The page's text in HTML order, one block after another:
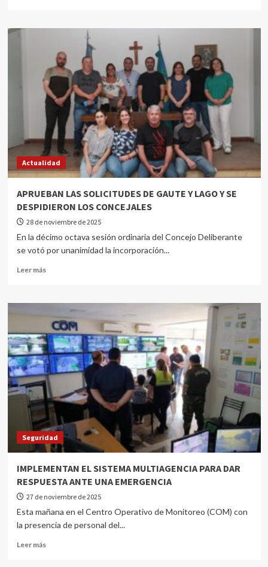
Actualidad
APRUEBAN LAS SOLICITUDES DE GAUTE Y LAGO Y SE
DESPIDIERON LOS CONCEJALES
28 de noviembre de 2025
En la décimo octava sesión ordinaria del Concejo Deliberante
se votó por unanimidad la incorporación...
Leer más
Seguridad
IMPLEMENTAN EL SISTEMA MULTIAGENCIA PARA DAR
RESPUESTA ANTE UNA EMERGENCIA
27 de noviembre de 2025
Esta mañana en el Centro Operativo de Monitoreo (COM) con
la presencia de personal del...
Leer más